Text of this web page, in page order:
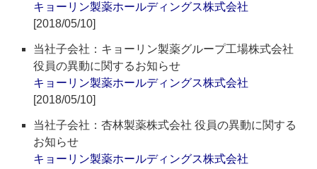
キョーリン製薬ホールディングス株式会社
[2018/05/10]
当社子会社：キョーリン製薬グループ工場株式会社
役員の異動に関するお知らせ
キョーリン製薬ホールディングス株式会社
[2018/05/10]
当社子会社：杏林製薬株式会社 役員の異動に関する
お知らせ
キョーリン製薬ホールディングス株式会社